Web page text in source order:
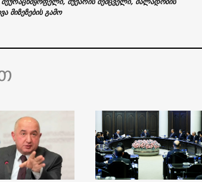
მიზეზების გამო